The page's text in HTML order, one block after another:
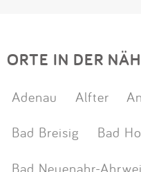
ORTE IN DER
Adenau Alfter
Bad Breisig
Bad
Bad Neuenahr-